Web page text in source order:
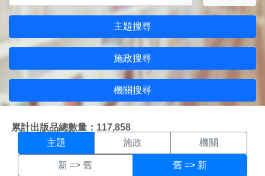
主題搜尋
施政搜尋
機關搜尋
累計出版品總數量：117,858
主題搜尋結果頁面
主題 施政 機關
新 => 舊 舊 => 新